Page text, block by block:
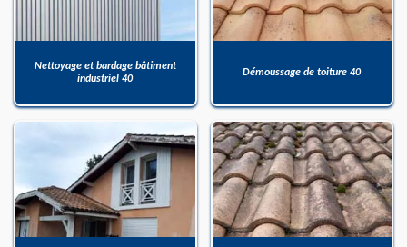
Nettoyage et bardage bâtiment
industriel 40
Démoussage de toiture 40